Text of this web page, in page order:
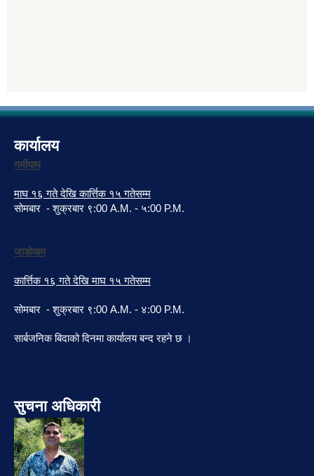
कार्यालय
गर्मीयाम
माघ १६ गते देखि कार्त्तिक १५ गतेसम्म
सोमबार - शुक्रबार ९:00 A.M. - ५:00 P.M.
जाडोयाम
कार्त्तिक १६ गते देखि माघ १५ गतेसम्म
सोमबार - शुक्रबार ९:00 A.M. - ४:00 P.M.
सार्बजनिक बिदाको दिनमा कार्यालय बन्द रहने छ ।
सुचना अधिकारी